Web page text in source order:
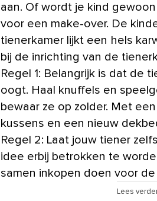
aan. Of wordt je kind
voor een make-over. De
tienerkamer lijkt een hels
bij de inrichting van de
Regel 1: Belangrijk is dat de
oogt. Haal knuffels en
bewaar ze op zolder. Met
kussens en een nieuw
Regel 2: Laat jouw tiener
idee erbij betrokken te
samen inkopen doen voor
Lees